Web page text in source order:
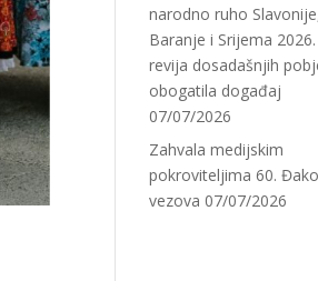
narodno ruho
Baranje i Srijema
revija dosadašnjih
obogatila događaj
07/07/2026
Zahvala medijskim
pokroviteljima 60.
vezova 07/07/2026